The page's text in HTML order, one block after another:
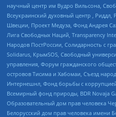
научный центр им Вудро Вильсона,
Всеукраинский духовный центр , Риддл,
Швеции, Проект Медуза, Фонд Андрея
Лига Свободных Наций, Transparеncy
Народов ПостРоссии, Солидарность с
Solidarus, КрымSOS, Свободный
управления, Форум гражданского
островов Тисима и Хабомаи, Съезд
Интернешнл, Фонд борьбы с коррупцией
Всемирный фонд природы, BDR Novaja
Образовательный дом прав человека
Белорусский дом прав человека имени